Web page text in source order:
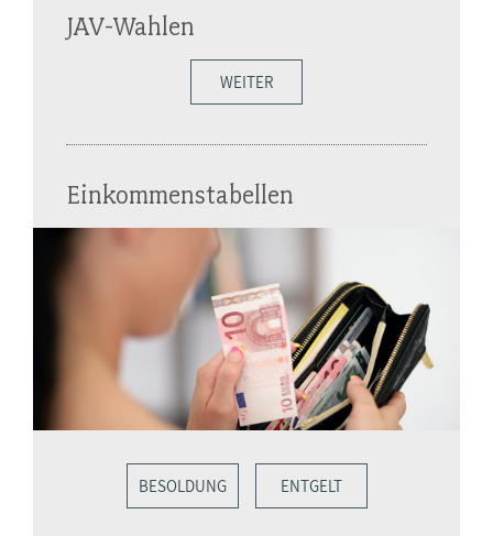
JAV-Wahlen
WEITER
Einkommenstabellen
BESOLDUNG ENTGELT